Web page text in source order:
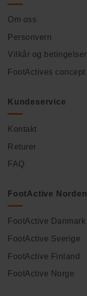
Om oss
Personvern
Vilkår og betingelser
FootActives concept
Kundeservice
Kontakt
Returer
FAQ
FootActive Norden
FootActive Danmark
FootActive Sverige
FootActive Finland
FootActive Norge